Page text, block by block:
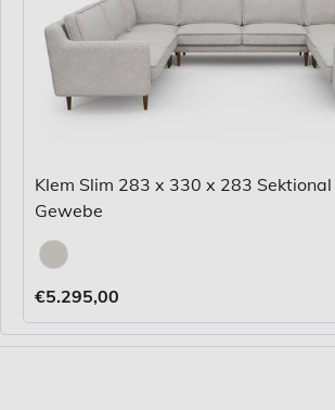
Klem Slim 283 x 330 x 283
Gewebe
Stoff
€5.295,00